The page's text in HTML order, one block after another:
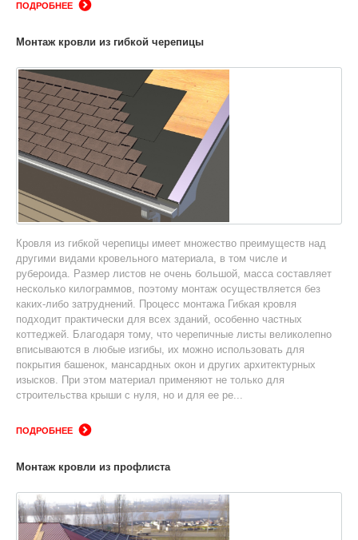
ПОДРОБНЕЕ
Монтаж кровли из гибкой черепицы
Кровля из гибкой черепицы имеет множество преимуществ над
другими видами кровельного материала, в том числе и
рубероида. Размер листов не очень большой, масса составляет
несколько килограммов, поэтому монтаж осуществляется без
каких-либо затруднений. Процесс монтажа Гибкая кровля
подходит практически для всех зданий, особенно частных
коттеджей. Благодаря тому, что черепичные листы великолепно
вписываются в любые изгибы, их можно использовать для
покрытия башенок, мансардных окон и других архитектурных
изысков. При этом материал применяют не только для
строительства крыши с нуля, но и для ее ре...
ПОДРОБНЕЕ
Монтаж кровли из профлиста